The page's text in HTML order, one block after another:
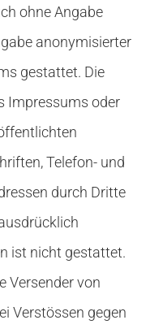
ohne Angabe
anonymisierter
gestattet. Die
Impressums oder
Telefon- und
durch Dritte
ist nicht gestattet.
Versender von
Verstössen gegen